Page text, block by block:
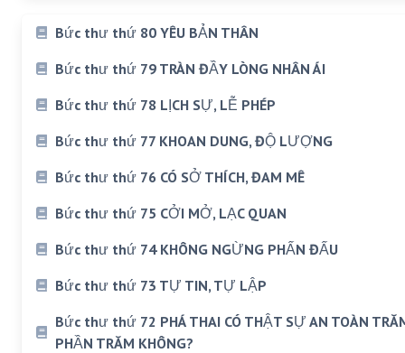
Bức thư thứ 80 YÊU BẢN THÂN
Bức thư thứ 79 TRÀN ĐẦY LÒNG NHÂN ÁI
Bức thư thứ 78 LỊCH SỰ, LỄ PHÉP
Bức thư thứ 77 KHOAN DUNG, ĐỘ LƯỢNG
Bức thư thứ 76 CÓ SỞ THÍCH, ĐAM MÊ
Bức thư thứ 75 CỞI MỞ, LẠC QUAN
Bức thư thứ 74 KHÔNG NGỪNG PHẤN ĐẤU
Bức thư thứ 73 TỰ TIN, TỰ LẬP
Bức thư thứ 72 PHÁ THAI CÓ THẬT SỰ AN TOÀN
PHẦN TRĂM KHÔNG?